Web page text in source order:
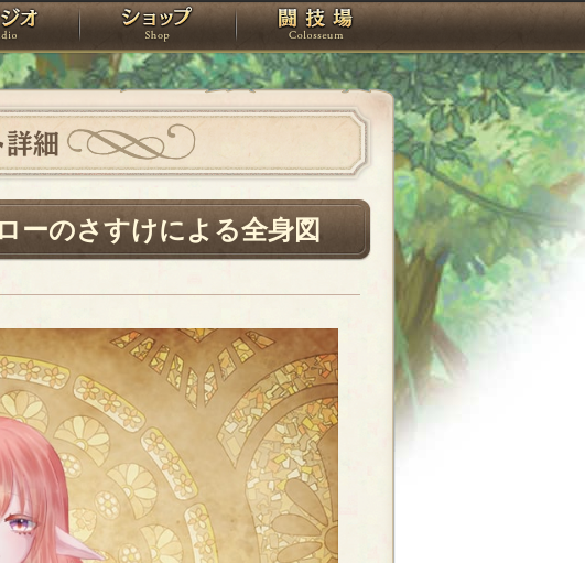
スタジオ ショップ 闘技場
詳細
ーのさすけによる全身図